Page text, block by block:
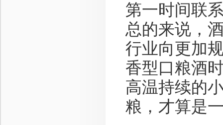
第一时间联
总的来说，
行业向更加
香型口粮酒
高温持续的
粮，才算是